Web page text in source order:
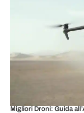
Migliori Droni: Guida